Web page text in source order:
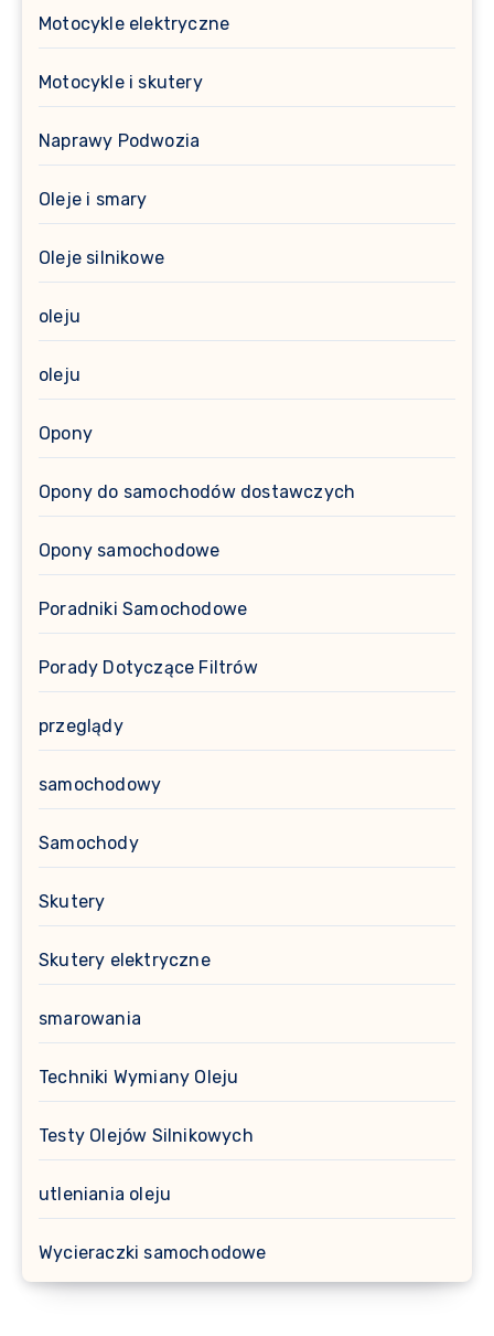
Motocykle elektryczne
Motocykle i skutery
Naprawy Podwozia
Oleje i smary
Oleje silnikowe
oleju
oleju
Opony
Opony do samochodów dostawczych
Opony samochodowe
Poradniki Samochodowe
Porady Dotyczące Filtrów
przeglądy
samochodowy
Samochody
Skutery
Skutery elektryczne
smarowania
Techniki Wymiany Oleju
Testy Olejów Silnikowych
utleniania oleju
Wycieraczki samochodowe